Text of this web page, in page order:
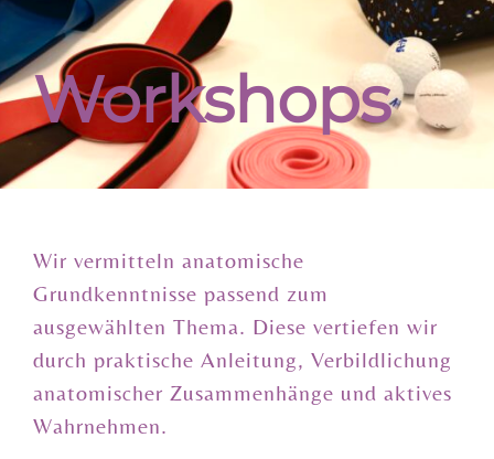
Workshops
Wir vermitteln anatomische
Grundkenntnisse passend zum
ausgewählten Thema. Diese vertiefen wir
durch praktische Anleitung, Verbildlichung
anatomischer Zusammenhänge und aktives
Wahrnehmen.